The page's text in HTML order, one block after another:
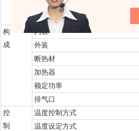
温度波动度
温度分布精度
构
成
内装
外装
断热材
加热器
额定功率
排气口
控
制
温度控制方式
温度设定方式